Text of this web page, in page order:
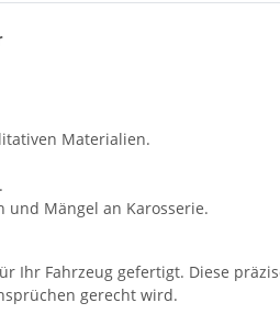
Materialien.
und Mängel an Karosserie.
Ihr Fahrzeug gefertigt. Diese
gerecht wird.